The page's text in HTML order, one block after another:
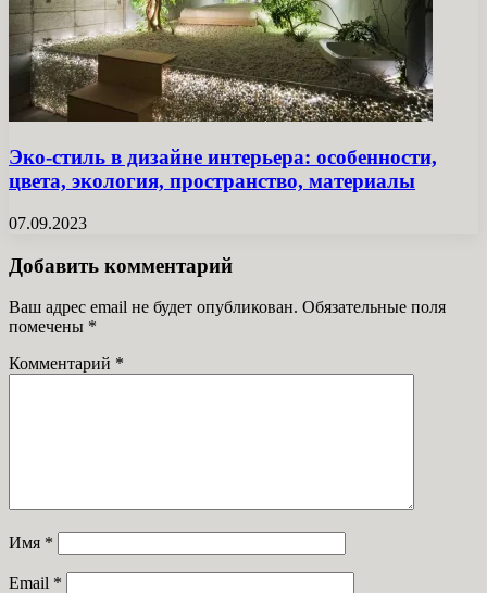
Эко-стиль в дизайне интерьера: особенности,
цвета, экология, пространство, материалы
07.09.2023
Добавить комментарий
Ваш адрес email не будет опубликован. Обязательные поля
помечены *
Комментарий *
Имя *
Email *